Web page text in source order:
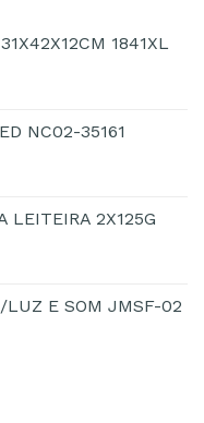
1841XL
NC02-35161
LEITEIRA 2X125G
LUZ E SOM JMSF-02